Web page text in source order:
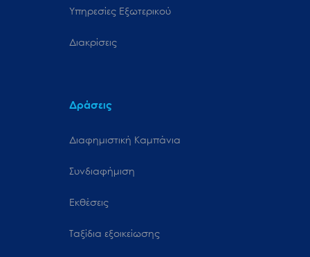
Υπηρεσίες Εξωτερικού
Διακρίσεις
Δράσεις
Διαφημιστική Καμπάνια
Συνδιαφήμιση
Εκθέσεις
Ταξίδια εξοικείωσης